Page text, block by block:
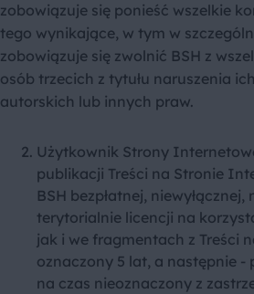
zobowiązuje się ponieść wszelkie
tego wynikające, w tym w
zobowiązuje się zwolnić BSH z
osób trzecich z tytułu naruszenia
autorskich lub innych praw.
Użytkownik Strony
publikacji Treści na Stronie
BSH bezpłatnej,
terytorialnie licencji na
jak i we fragmentach z Treści
oznaczony 5 lat, a następnie -
na czas nieoznaczony z